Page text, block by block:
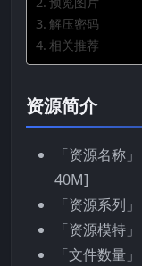
解压密码
相关推荐
资源简介
「资源名称
40M]
「资源系列
「资源模特
「文件数量